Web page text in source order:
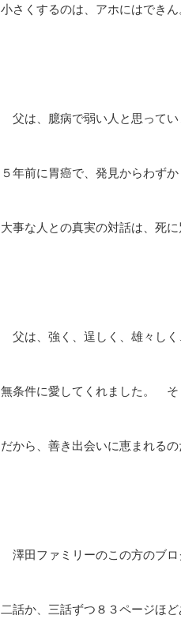
小さくするのは、アホにはでき
父は、臆病で弱い人と思ってい
５年前に胃癌で、発見からわず
大事な人との真実の対話は、死
父は、強く、逞しく、雄々しく
無条件に愛してくれました。 そ
だから、善き出会いに恵まれるの
澤田ファミリーのこの方のブロ
二話か、三話ずつ８３ページほど